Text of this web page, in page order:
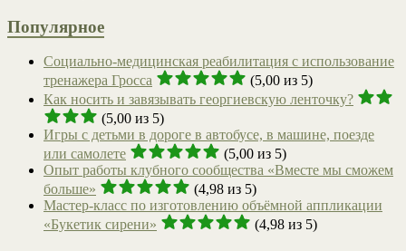
Популярное
Социально-медицинская реабилитация с использование
тренажера Гросса
(5,00 из 5)
Как носить и завязывать георгиевскую ленточку?
(5,00 из 5)
Игры с детьми в дороге в автобусе, в машине, поезде
или самолете
(5,00 из 5)
Опыт работы клубного сообщества «Вместе мы сможем
больше»
(4,98 из 5)
Мастер-класс по изготовлению объёмной аппликации
«Букетик сирени»
(4,98 из 5)